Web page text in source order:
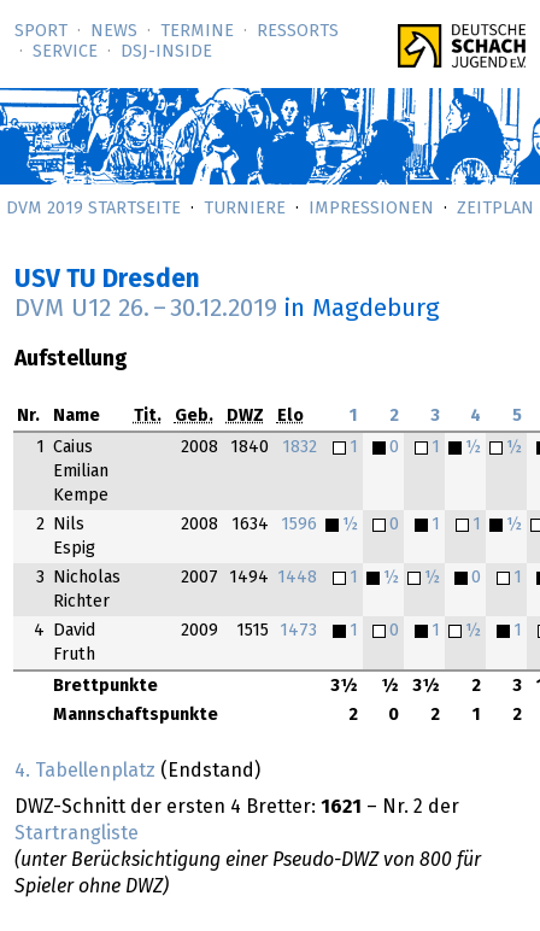
SPORT NEWS TERMINE
RESSORTS
SERVICE
DSJ-­INSIDE
DVM 2019 STARTSEITE TURNIERE IMPRESSIONEN ZEITPLAN
USV TU Dresden
DVM U12 26. – 30.12.2019 in Magdeburg
Aufstellung
Nr. Name Tit. Geb. DWZ Elo 1 2 3 4 5
Brettpunkte 3½ ½ 3½ 2 3
Mannschaftspunkte
2 0 2 1 2
1
Caius
Emilian
Kempe
2008 1840 1832 1 0 1 ½ ½
2
Nils
Espig
2008 1634 1596 ½ 0 1 1 ½
3
Nicholas
Richter
2007 1494 1448 1 ½ ½ 0 1
4
David
Fruth
2009 1515 1473 1 0 1 ½ 1
4. Tabellenplatz (Endstand)
DWZ-Schnitt der ersten 4 Bretter: 1621 – Nr. 2 der
Startrangliste
(unter Berücksichtigung einer Pseudo-DWZ von 800 für
Spieler ohne DWZ)